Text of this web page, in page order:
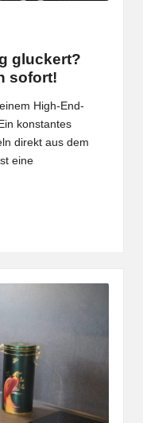
gluckert?
sofort!
High-End-
konstantes
direkt aus dem
eine